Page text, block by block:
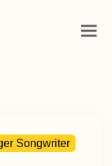
Songwriter